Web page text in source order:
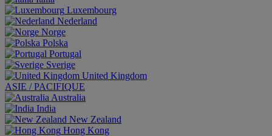
Luxembourg
Nederland
Norge
Polska
Portugal
Sverige
United Kingdom
ASIE / PACIFIQUE
Australia
India
New Zealand
Hong Kong